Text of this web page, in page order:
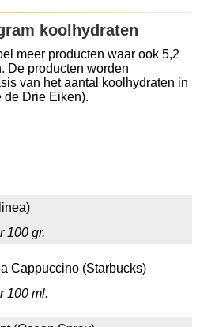
koolhydraten
meer producten waar ook 5,2
De producten worden
van het aantal koolhydraten in
de Drie Eiken).
100 gr.
Cappuccino (Starbucks)
100 ml.